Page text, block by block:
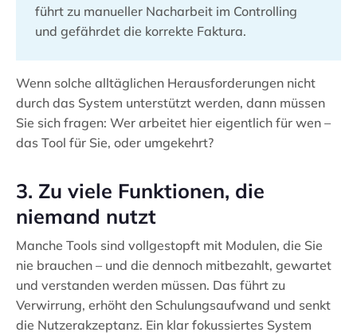
führt zu manueller Nacharbeit im Controlling
und gefährdet die korrekte Faktura.
Wenn solche alltäglichen Herausforderungen nicht
durch das System unterstützt werden, dann müssen
Sie sich fragen: Wer arbeitet hier eigentlich für wen –
das Tool für Sie, oder umgekehrt?
3. Zu viele Funktionen, die
niemand nutzt
Manche Tools sind vollgestopft mit Modulen, die Sie
nie brauchen – und die dennoch mitbezahlt, gewartet
und verstanden werden müssen. Das führt zu
Verwirrung, erhöht den Schulungsaufwand und senkt
die Nutzerakzeptanz. Ein klar fokussiertes System